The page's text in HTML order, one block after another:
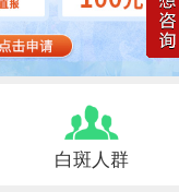
白斑人群